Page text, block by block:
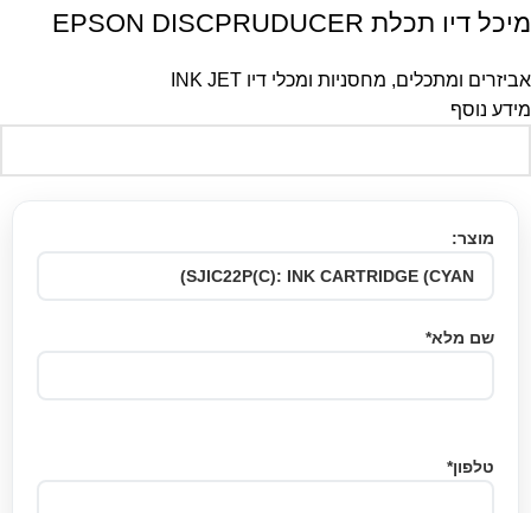
מיכל דיו תכלת EPSON DISCPRUDUCER
אביזרים ומתכלים, מחסניות ומכלי דיו INK JET
מידע נוסף
מוצר:
שם מלא*
טלפון*